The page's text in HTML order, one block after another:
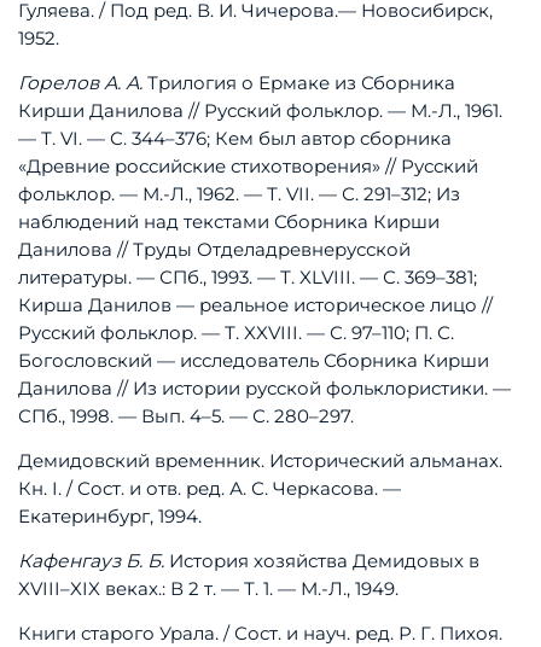
Гуляева. / Под ред. В. И. Чичерова.— Новосибирск,
1952.
Горелов А. А. Трилогия о Ермаке из Сборника
Кирши Данилова // Русский фольклор. — М.-Л., 1961.
— Т. VI. — С. 344–376; Кем был автор сборника
«Древние российские стихотворения» // Русский
фольклор. — М.-Л., 1962. — Т. VII. — С. 291–312; Из
наблюдений над текстами Сборника Кирши
Данилова // Труды Отделадревнерусской
литературы. — СПб., 1993. — Т. XLVIII. — С. 369–381;
Кирша Данилов — реальное историческое лицо //
Русский фольклор. — Т. XXVIII. — С. 97–110; П. С.
Богословский — исследователь Сборника Кирши
Данилова // Из истории русской фольклористики. —
СПб., 1998. — Вып. 4–5. — С. 280–297.
Демидовский временник. Исторический альманах.
Кн. I. / Сост. и отв. ред. А. С. Черкасова. —
Екатеринбург, 1994.
Кафенгауз Б. Б. История хозяйства Демидовых в
XVIII–XIX веках.: В 2 т. — Т. 1. — М.-Л., 1949.
Книги старого Урала. / Сост. и науч. ред. Р. Г. Пихоя.